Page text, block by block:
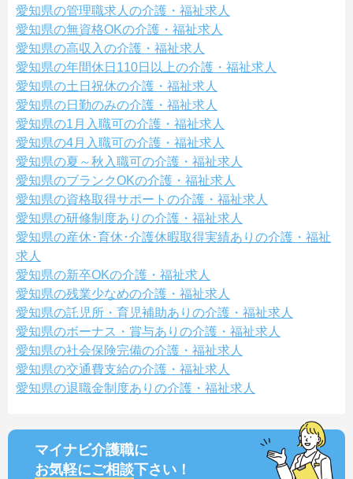
愛知県の管理職求人の介護・福祉求人
愛知県の無資格OKの介護・福祉求人
愛知県の高収入の介護・福祉求人
愛知県の年間休日110日以上の介護・福祉求人
愛知県の土日祝休の介護・福祉求人
愛知県の日勤のみの介護・福祉求人
愛知県の1月入職可の介護・福祉求人
愛知県の4月入職可の介護・福祉求人
愛知県の夏～秋入職可の介護・福祉求人
愛知県のブランクOKの介護・福祉求人
愛知県の資格取得サポートの介護・福祉求人
愛知県の研修制度ありの介護・福祉求人
愛知県の産休･育休･介護休暇取得実績ありの介護・福祉
求人
愛知県の新卒OKの介護・福祉求人
愛知県の残業少なめの介護・福祉求人
愛知県の託児所・育児補助ありの介護・福祉求人
愛知県のボーナス・賞与ありの介護・福祉求人
愛知県の社会保険完備の介護・福祉求人
愛知県の交通費支給の介護・福祉求人
愛知県の退職金制度ありの介護・福祉求人
マイナビ介護職に
お気軽にご相談下さい！